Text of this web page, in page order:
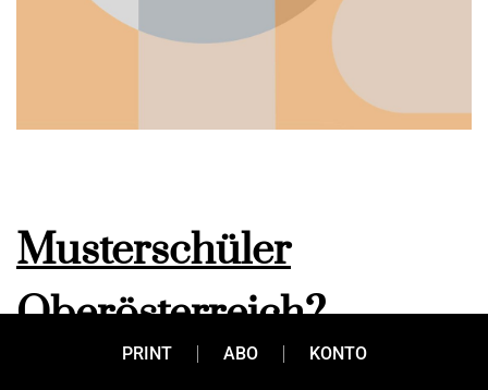
Musterschüler
Oberösterreich?
PRINT ABO KONTO